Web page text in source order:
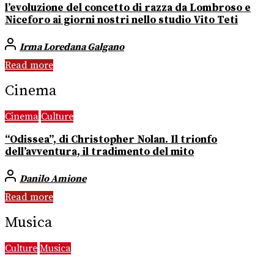
l’evoluzione del concetto di razza da Lombroso e
Niceforo ai giorni nostri nello studio Vito Teti
Irma Loredana Galgano
Read more
Cinema
Cinema Culture
“Odissea”, di Christopher Nolan. Il trionfo
dell’avventura, il tradimento del mito
Danilo Amione
Read more
Musica
Culture Musica